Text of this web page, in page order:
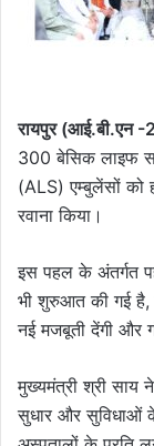
रायपुर (आई.बी.एन
300 बेसिक लाइफ
(ALS) एम्बुलेंसों को
रवाना किया।
इस पहल के अंतर्गत
भी शुरुआत की गई
नई मजबूती देंगी और
मुख्यमंत्री श्री साय
सुधार और सुविधाओं